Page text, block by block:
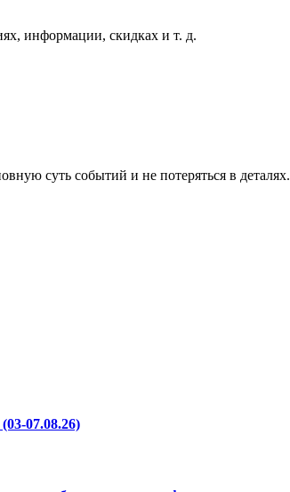
информации, скидках и т. д.
суть событий и не потеряться в деталях.
07.08.26)